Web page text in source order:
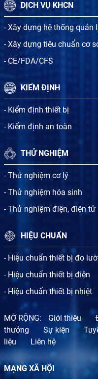
DỊCH VỤ KHCN
- Xây dựng hệ thống quản
- Xây dựng tiêu chuẩn cơ
- CE/FDA/CFS
KIỂM ĐỊNH
- Kiểm định thiết bị
- Kiểm định an toàn
THỬ NGHIỆM
- Thử nghiệm cơ lý
- Thử nghiệm hóa sinh
- Thử nghiệm điện, điện tử
HIỆU CHUẨN
- Hiệu chuẩn thiết bị đo
- Hiệu chuẩn thiết bị điện
- Hiệu chuẩn thiết bị nhiệt
MỞ RỘNG: Giới thiệu
thưởng
Sự kiện
liệu
Liên hệ
MẠNG XÃ HỘI